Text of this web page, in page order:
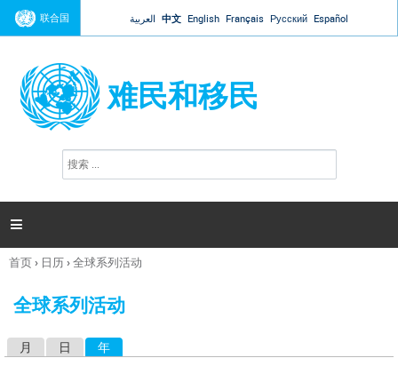
Jump to navigation
联合国 العربية 中文 English Français Русский Español
难民和移民
搜
索

你
这
首页› 日历›全球系列活动
全球系列活动
月 日 年